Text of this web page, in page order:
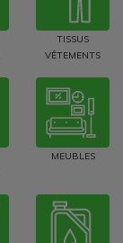
TISSUS
VÊTEMENTS
MEUBLES